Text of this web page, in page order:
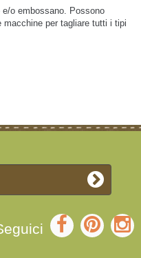
e/o embossano. Possono
per tagliare tutti i tipi